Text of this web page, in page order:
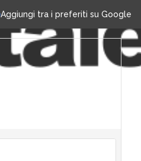
Aggiungi tra i preferiti su Google